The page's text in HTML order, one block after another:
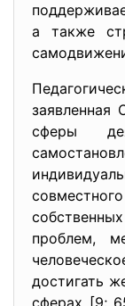
а также
заявленная
сферы
проблем,
достигать
сферах [9;